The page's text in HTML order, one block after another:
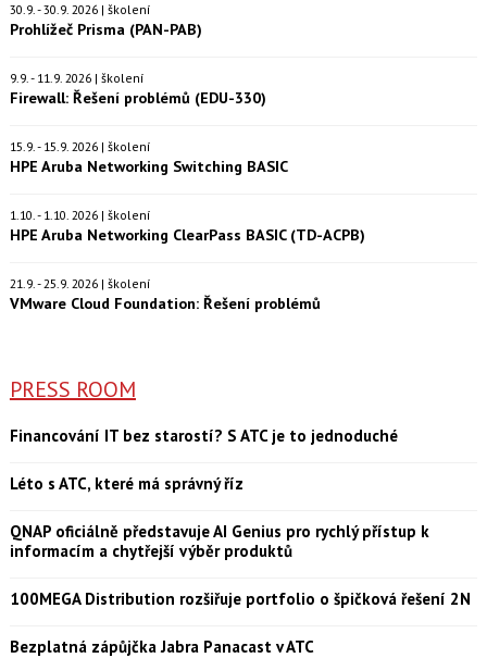
30.9. - 30.9. 2026 | školení
Prohlížeč Prisma (PAN-PAB)
9.9. - 11.9. 2026 | školení
Firewall: Řešení problémů (EDU-330)
15.9. - 15.9. 2026 | školení
HPE Aruba Networking Switching BASIC
1.10. - 1.10. 2026 | školení
HPE Aruba Networking ClearPass BASIC (TD-ACPB)
21.9. - 25.9. 2026 | školení
VMware Cloud Foundation: Řešení problémů
PRESS ROOM
Financování IT bez starostí? S ATC je to jednoduché
Léto s ATC, které má správný říz
QNAP oficiálně představuje AI Genius pro rychlý přístup k
informacím a chytřejší výběr produktů
100MEGA Distribution rozšiřuje portfolio o špičková řešení 2N
Bezplatná zápůjčka Jabra Panacast v ATC